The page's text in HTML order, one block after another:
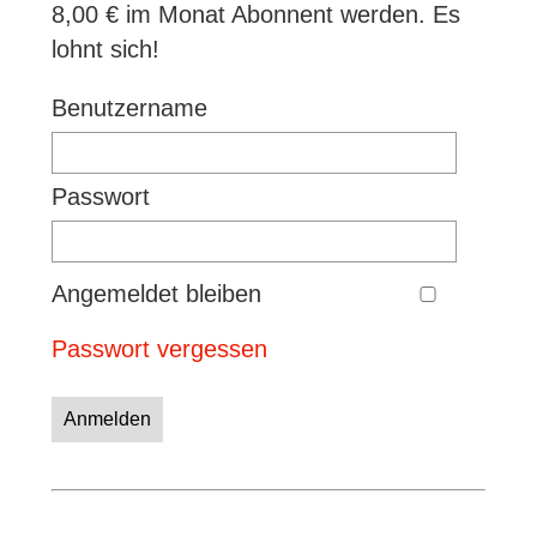
8,00 € im Monat Abonnent werden. Es
lohnt sich!
Benutzername
Passwort
Angemeldet bleiben
Passwort vergessen
Anmelden